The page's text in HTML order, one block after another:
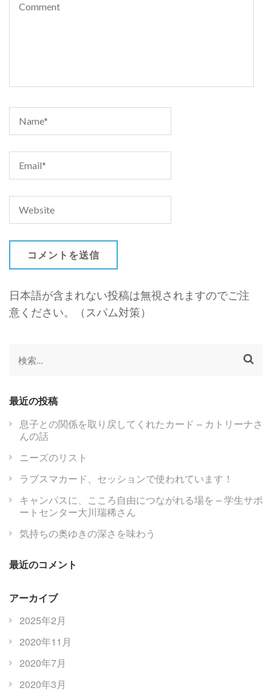
日本語が含まれない投稿は無視されますのでご注
意ください。（スパム対策）
検
最近の投稿
息子との関係を取り戻してくれたカード – カトリーナさ
んの話
ニーズのリスト
ラブスマカード、セッションで使われています！
キャンパスに、こころ自由につながれる場を – 学生サポ
ートセンター大川瑞稀さん
気持ちの奥ゆきの深さを味わう
最近のコメント
アーカイブ
2025年2月
2020年11月
2020年7月
2020年3月